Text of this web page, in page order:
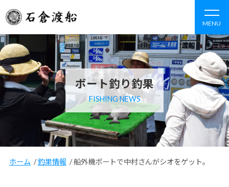
MENU
ボート釣り釣果
FISHING NEWS
ホーム /釣果情報 /船外機ボートで中村さんがシオをゲット。